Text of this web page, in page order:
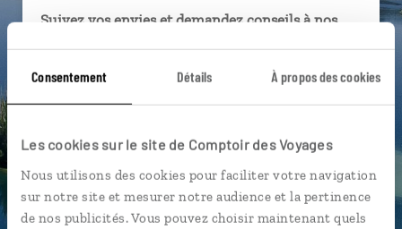
Consentement Détails À propos des cookies
Les cookies sur le site de Comptoir des Voyages
Nous utilisons des cookies pour faciliter votre navigation
sur notre site et mesurer notre audience et la pertinence
de nos publicités. Vous pouvez choisir maintenant quels
Suivez vos envies et demandez conseils à nos
Ils sauront organiser votre itinéraire au plus
près de vos envies et de la réalité du pays.
connectés en agence, mais aussi par email ou
téléphone.
Vous gardez le même interlocuteur avant,